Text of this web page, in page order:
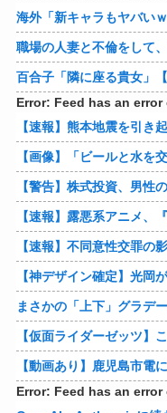
海外「新キャラもヤバい
職場の人妻と不倫をして、
百合子「隣に座る貴女」【
Error: Feed has an
【画像】「ビールと水を
【速報】不同意性交罪の
Error: Feed has an